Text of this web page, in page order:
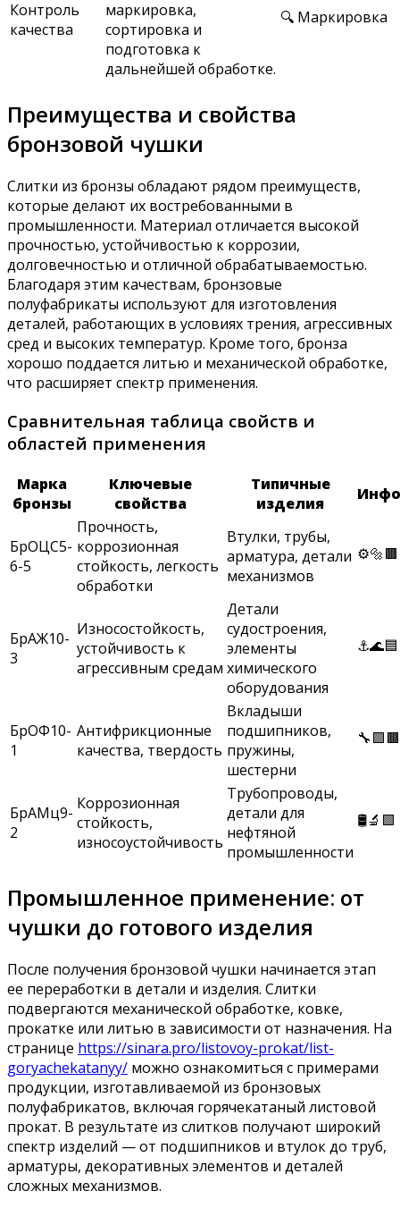
Контроль
качества
маркировка,
сортировка и
подготовка к
дальнейшей обработке.
🔍 Маркировка
Преимущества и свойства
бронзовой чушки
Слитки из бронзы обладают рядом преимуществ,
которые делают их востребованными в
промышленности. Материал отличается высокой
прочностью, устойчивостью к коррозии,
долговечностью и отличной обрабатываемостью.
Благодаря этим качествам, бронзовые
полуфабрикаты используют для изготовления
деталей, работающих в условиях трения, агрессивных
сред и высоких температур. Кроме того, бронза
хорошо поддается литью и механической обработке,
что расширяет спектр применения.
Сравнительная таблица свойств и
областей применения
Марка
бронзы
Ключевые
свойства
Типичные
изделия
БрОЦС5-
6-5
Прочность,
коррозионная
стойкость, легкость
обработки
Втулки, трубы,
арматура, детали
механизмов
⚙️🔩🟫
БрАЖ10-
3
Износостойкость,
устойчивость к
агрессивным средам
Детали
судостроения,
элементы
химического
оборудования
⚓️🌊🟦
БрОФ10-
1
Антифрикционные
качества, твердость
Вкладыши
подшипников,
пружины,
шестерни
🔧🟪🟫
БрАМц9-
2
Коррозионная
стойкость,
износоустойчивость
Трубопроводы,
детали для
нефтяной
промышленности
🛢️🔬🟩
Промышленное применение: от
чушки до готового изделия
После получения бронзовой чушки начинается этап
ее переработки в детали и изделия. Слитки
подвергаются механической обработке, ковке,
прокатке или литью в зависимости от назначения. На
странице https://sinara.pro/listovoy-prokat/list-
goryachekatanyy/ можно ознакомиться с примерами
продукции, изготавливаемой из бронзовых
полуфабрикатов, включая горячекатаный листовой
прокат. В результате из слитков получают широкий
спектр изделий — от подшипников и втулок до труб,
арматуры, декоративных элементов и деталей
сложных механизмов.